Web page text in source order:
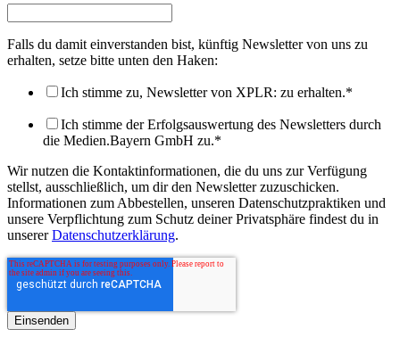
Falls du damit einverstanden bist, künftig Newsletter von uns zu
erhalten, setze bitte unten den Haken:
Ich stimme zu, Newsletter von XPLR: zu erhalten.*
Ich stimme der Erfolgsauswertung des Newsletters durch
die Medien.Bayern GmbH zu.*
Wir nutzen die Kontaktinformationen, die du uns zur Verfügung
stellst, ausschließlich, um dir den Newsletter zuzuschicken.
Informationen zum Abbestellen, unseren Datenschutzpraktiken und
unsere Verpflichtung zum Schutz deiner Privatsphäre findest du in
unsererDatenschutzerklärung.